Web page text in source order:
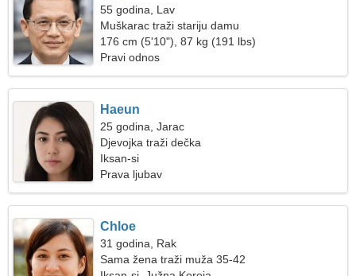
55 godina, Lav
Muškarac traži stariju damu
176 cm (5'10"), 87 kg (191 lbs)
Pravi odnos
Haeun
25 godina, Jarac
Djevojka traži dečka
Iksan-si
Prava ljubav
Chloe
31 godina, Rak
Sama žena traži muža 35-42